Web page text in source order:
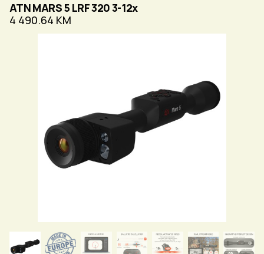
ATN MARS 5 LRF 320 3-12x
4 490.64 KM